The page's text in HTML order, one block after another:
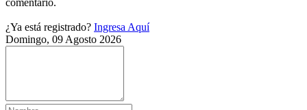
¿Ya está registrado? Ingresa Aquí
Domingo, 09 Agosto 2026